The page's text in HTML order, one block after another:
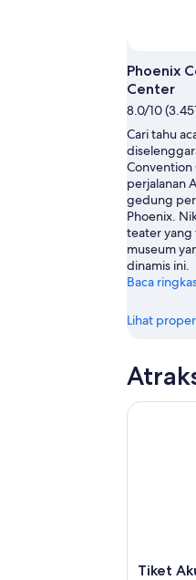
Agu
Phoenix
Center
8.0/10
Cari tahu
Convention
perjalanan
gedung
Phoenix.
teater yang
museum
dinamis ini.
Baca
Lihat
Tiket
Tiket